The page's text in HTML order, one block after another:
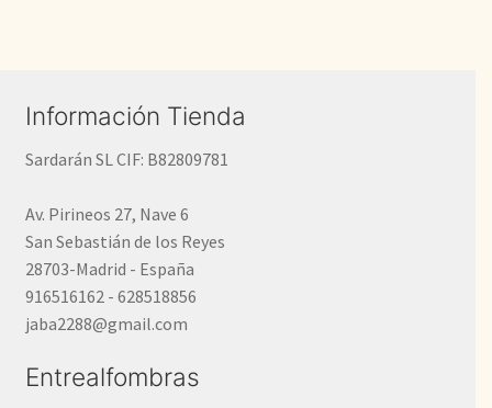
Información Tienda
Sardarán SL CIF: B82809781
Av. Pirineos 27, Nave 6
San Sebastián de los Reyes
28703-Madrid - España
916516162 - 628518856
jaba2288@gmail.com
Entrealfombras